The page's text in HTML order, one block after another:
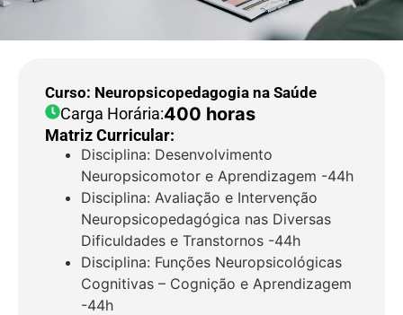
Curso: Neuropsicopedagogia na Saúde
Carga Horária:400 horas
Matriz Curricular:
Disciplina: Desenvolvimento
Neuropsicomotor e Aprendizagem -44h
Disciplina: Avaliação e Intervenção
Neuropsicopedagógica nas Diversas
Dificuldades e Transtornos -44h
Disciplina: Funções Neuropsicológicas
Cognitivas – Cognição e Aprendizagem
-44h